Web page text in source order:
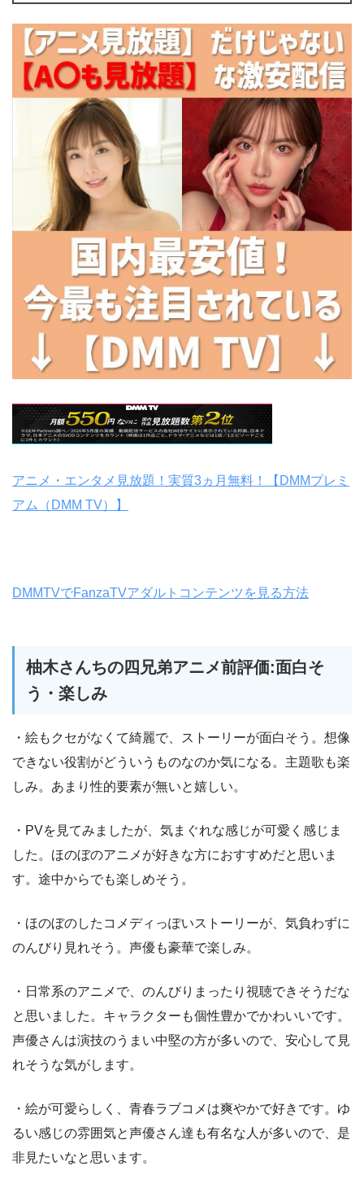
アニメ・エンタメ見放題！実質3ヵ月無料！【DMMプレミ
アム（DMM TV）】
DMMTVでFanzaTVアダルトコンテンツを見る方法
柚木さんちの四兄弟アニメ前評価:面白そ
う・楽しみ
・絵もクセがなくて綺麗で、ストーリーが面白そう。想像
できない役割がどういうものなのか気になる。主題歌も楽
しみ。あまり性的要素が無いと嬉しい。
・PVを見てみましたが、気まぐれな感じが可愛く感じま
した。ほのぼのアニメが好きな方におすすめだと思いま
す。途中からでも楽しめそう。
・ほのぼのしたコメディっぽいストーリーが、気負わずに
のんびり見れそう。声優も豪華で楽しみ。
・日常系のアニメで、のんびりまったり視聴できそうだな
と思いました。キャラクターも個性豊かでかわいいです。
声優さんは演技のうまい中堅の方が多いので、安心して見
れそうな気がします。
・絵が可愛らしく、青春ラブコメは爽やかで好きです。ゆ
るい感じの雰囲気と声優さん達も有名な人が多いので、是
非見たいなと思います。